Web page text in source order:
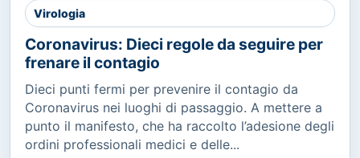
Virologia
Coronavirus: Dieci regole da seguire per
frenare il contagio
Dieci punti fermi per prevenire il contagio da
Coronavirus nei luoghi di passaggio. A mettere a
punto il manifesto, che ha raccolto l’adesione degli
ordini professionali medici e delle...